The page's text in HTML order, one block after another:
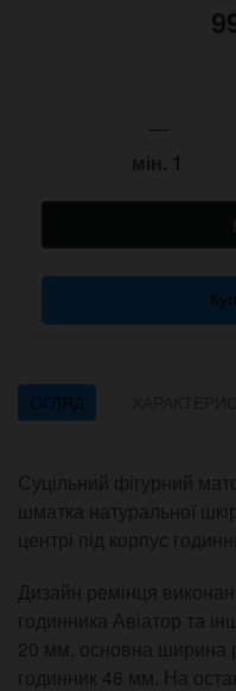
мін. 1
ОГЛЯД
Суцільний фігурний
шматка натуральної
центрі під корпус
Дизайн ремінця
годинника Авіатор та
20 мм, основна ширина
годинник 46 мм. На